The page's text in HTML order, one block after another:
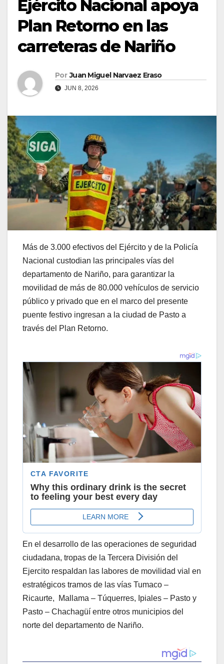
Ejército Nacional apoya
Plan Retorno en las
carreteras de Nariño
Por Juan Miguel Narvaez Eraso
JUN 8, 2026
Más de 3.000 efectivos del Ejército y de la Policía
Nacional custodian las principales vías del
departamento de Nariño, para garantizar la
movilidad de más de 80.000 vehículos de servicio
público y privado que en el marco del presente
puente festivo ingresan a la ciudad de Pasto a
través del Plan Retorno.
En el desarrollo de las operaciones de seguridad
ciudadana, tropas de la Tercera División del
Ejercito respaldan las labores de movilidad vial en
estratégicos tramos de las vías Tumaco –
Ricaurte, Mallama – Túquerres, Ipiales – Pasto y
Pasto – Chachagüí entre otros municipios del
norte del departamento de Nariño.